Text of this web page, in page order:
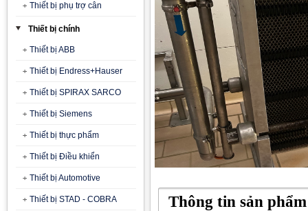
Thiết bị phụ trợ cân
Thiết bị chính
Thiết bị ABB
Thiết bị Endress+Hauser
Thiết bị SPIRAX SARCO
Thiết bị Siemens
Thiết bị thực phẩm
Thiết bị Điều khiển
Thiết bị Automotive
Thiết bị STAD - COBRA Thông tin sản phẩm